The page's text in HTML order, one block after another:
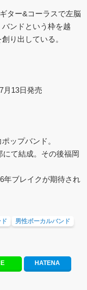
ター&コーラスで左脳
ンドという枠を越
り出している。
月13日発売
ップバンド。
にて結成。その後福岡
年ブレイクが期待され
男性ボーカルバンド
HATENA